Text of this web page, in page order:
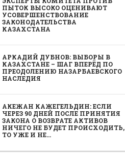
ПЫТОК ВЫСОКО ОЦЕНИВАЮТ
УСОВЕРШЕНСТВОВАНИЕ
ЗАКОНОДАТЕЛЬСТВА
КАЗАХСТАНА
АРКАДИЙ ДУБНОВ: ВЫБОРЫ В
КАЗАХСТАНЕ – ШАГ ВПЕРЁД ПО
ПРЕОДОЛЕНИЮ НАЗАРБАЕВСКОГО
НАСЛЕДИЯ
АКЕЖАН КАЖЕГЕЛЬДИН: ЕСЛИ
ЧЕРЕЗ 90 ДНЕЙ ПОСЛЕ ПРИНЯТИЯ
ЗАКОНА О ВОЗВРАТЕ АКТИВОВ
НИЧЕГО НЕ БУДЕТ ПРОИСХОДИТЬ,
ТО УЖЕ И НЕ…